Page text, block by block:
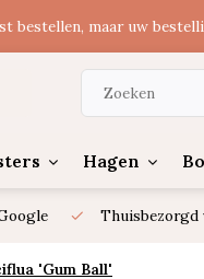
bestellen, maar uw
Hagen
Thuisbezorgd
'Gum Ball'